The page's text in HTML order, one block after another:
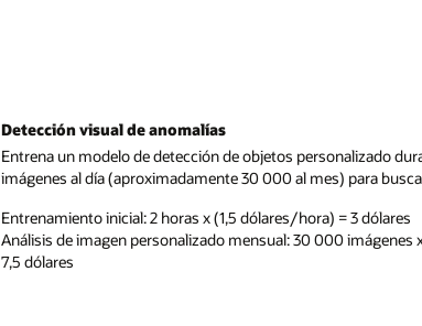
Detección visual de anomalías
Entrena un modelo de detección de objetos personalizado
imágenes al día (aproximadamente 30 000 al mes) para
Entrenamiento inicial: 2 horas x (1,5 dólares/hora) = 3 dólares
Análisis de imagen personalizado mensual: 30 000
7,5 dólares